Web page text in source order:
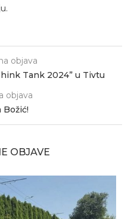
objava
Tank 2024” u Tivtu
objava
Božić!
OBJAVE